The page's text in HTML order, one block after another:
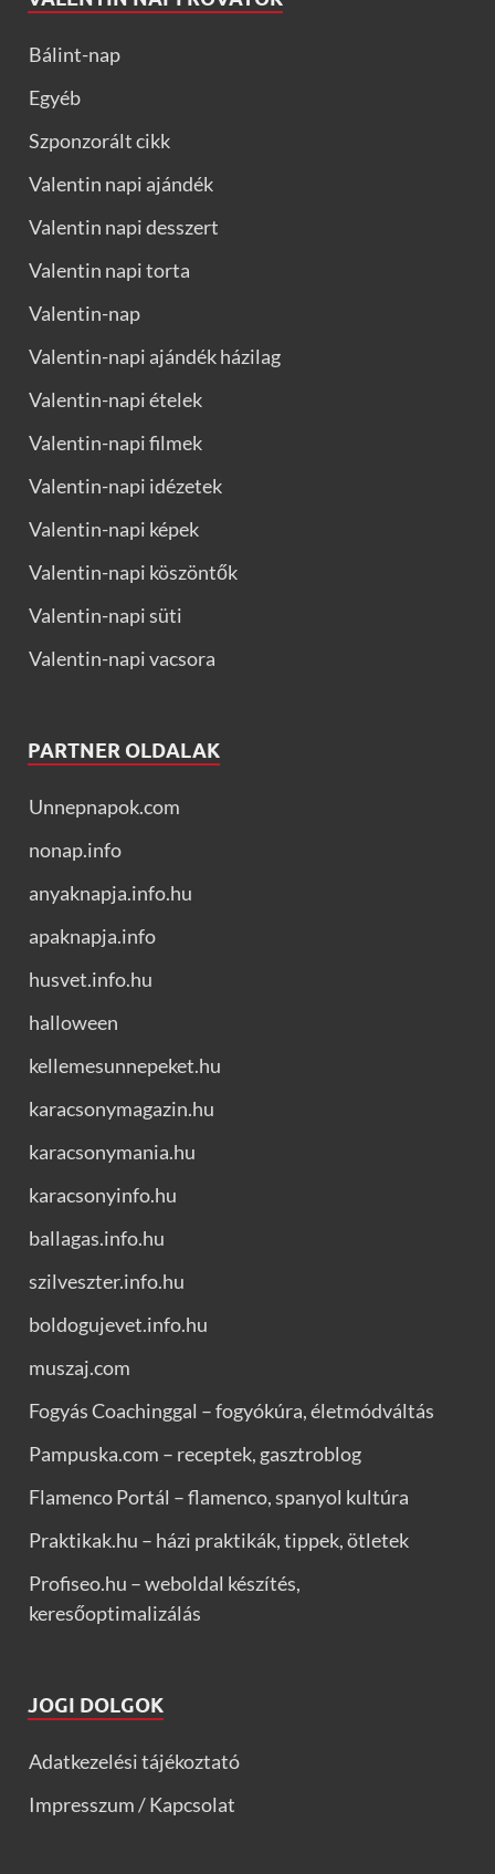
Bálint-nap
Egyéb
Szponzorált cikk
Valentin napi ajándék
Valentin napi desszert
Valentin napi torta
Valentin-nap
Valentin-napi ajándék házilag
Valentin-napi ételek
Valentin-napi filmek
Valentin-napi idézetek
Valentin-napi képek
Valentin-napi köszöntők
Valentin-napi süti
Valentin-napi vacsora
PARTNER OLDALAK
Unnepnapok.com
nonap.info
anyaknapja.info.hu
apaknapja.info
husvet.info.hu
halloween
kellemesunnepeket.hu
karacsonymagazin.hu
karacsonymania.hu
karacsonyinfo.hu
ballagas.info.hu
szilveszter.info.hu
boldogujevet.info.hu
muszaj.com
Fogyás Coachinggal – fogyókúra, életmódváltás
Pampuska.com – receptek, gasztroblog
Flamenco Portál – flamenco, spanyol kultúra
Praktikak.hu – házi praktikák, tippek, ötletek
Profiseo.hu – weboldal készítés,
keresőoptimalizálás
JOGI DOLGOK
Adatkezelési tájékoztató
Impresszum / Kapcsolat